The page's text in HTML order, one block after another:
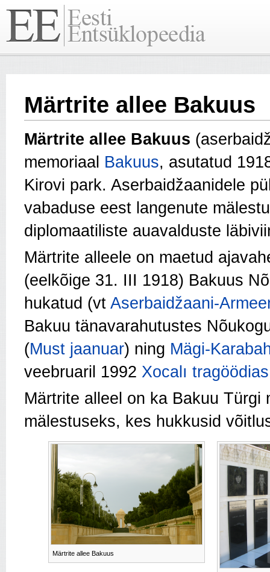
Märtrite allee Bakuus
Märtrite allee Bakuus
memoriaal Bakuus, asutatud
Kirovi park. Aserbaidžaanidele
vabaduse eest langenute
diplomaatiliste auavalduste
Märtrite alleele on maetud
(eelkõige 31. III 1918) Bakuus
hukatud (vt Aserbaidžaani-
Bakuu tänavarahutustes
(Must jaanuar) ning Mägi-
veebruaril 1992 Xocalı tragöödias
Märtrite alleel on ka Bakuu Türgi
mälestuseks, kes hukkusid
Märtrite allee Bakuus